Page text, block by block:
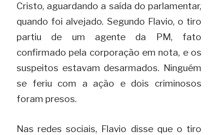
Cristo, aguardando a saída do parlamentar,
quando foi alvejado. Segundo Flavio, o tiro
partiu de um agente da PM, fato
confirmado pela corporação em nota, e os
suspeitos estavam desarmados. Ninguém
se feriu com a ação e dois criminosos
foram presos.
Nas redes sociais, Flavio disse que o tiro